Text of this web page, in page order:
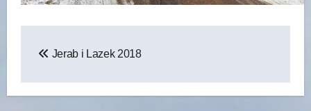
Jerab i Lazek 2018